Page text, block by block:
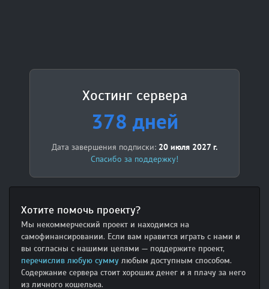
Хостинг сервера
378 дней
Дата завершения подписки: 20 июля 2027 г.
Спасибо за поддержку!
Хотите помочь проекту?
Мы некоммерческий проект и находимся на
самофинансировании. Если вам нравится играть с нами и
вы согласны с нашими целями — поддержите проект,
перечислив любую сумму любым доступным способом.
Содержание сервера стоит хороших денег и я плачу за него
из личного кошелька.